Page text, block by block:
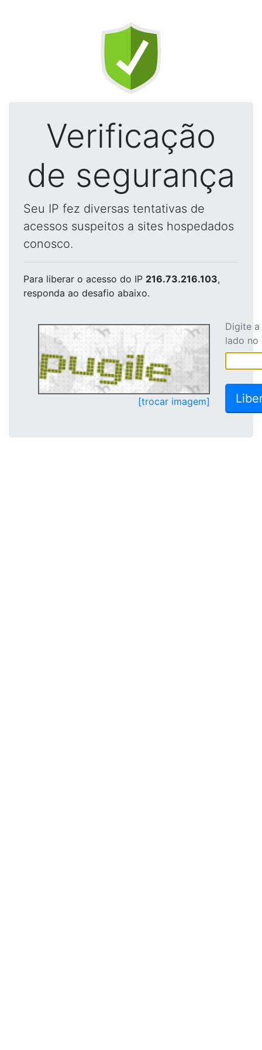
Verificação
de segurança
Seu IP fez diversas tentativas de
acessos suspeitos a sites hospedados
conosco.
Para liberar o acesso do IP 216.73.216.103,
responda ao desafio abaixo.
[trocar imagem]
Digite
lado no